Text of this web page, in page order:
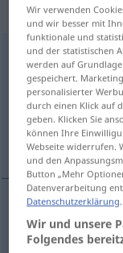
Rückenlehnef <
Übersicht aller
(Für mehr Details
respaldo
respaldom
Wir verwenden
und wir besser mit
funktionale und
und der statistischen
werden auf
gespeichert.
personalisierter
durch einen Klick auf
geben. Klicken Sie
können Ihre
Webseite widerrufen.
und den
Button „Mehr
Datenverarbeitung
Datenschutzerklärung
Wir und unsere
Folgendes